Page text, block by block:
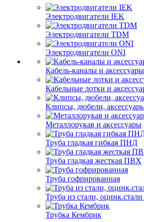
Электродвигатели IEK
Электродвигатели TDM
Электродвигатели ONI
Кабель-каналы и аксессуары
Кабельные лотки и
Клипсы, дюбели,
Металлорукав и аксессуары
Труба гладкая гибкая ПНД
Труба гладкая жесткая ПВХ
Труба гофрированная
Труба из стали,
Трубка Кембрик